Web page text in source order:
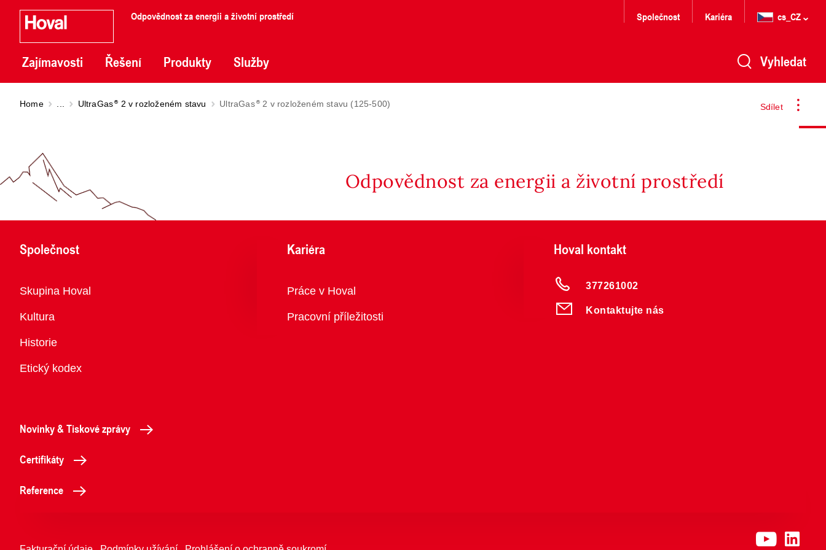
Odpovědnost za energii a životní prostředí
Zajímavosti Řešení Produkty Služby
Společnost Kariéra cs_CZ
Vyhledat
Sdílet
Home UltraGas 2 v rozloženém stavu UltraGas 2 v rozloženém stavu (125-500)
Odpovědnost za energii a životní prostředí
Společnost
Přehled
Skupina Hoval
Kultura
Historie
Etický kodex
Kariéra
Přehled
Práce v Hoval
Pracovní příležitosti
Hoval kontakt
377261002
Kontaktujte nás
Novinky & Tiskové zprávy
Certifikáty
Reference